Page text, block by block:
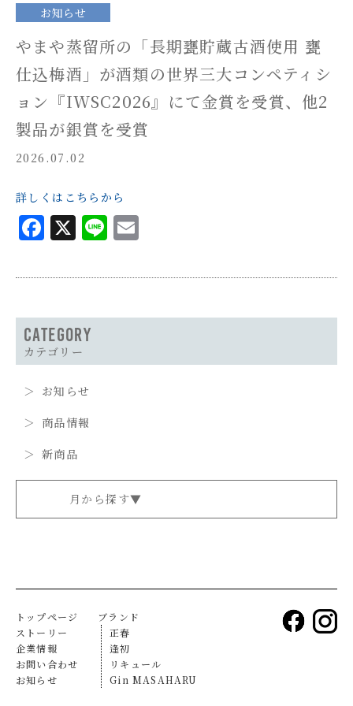
お知らせ
やまや蒸留所の「長期甕貯蔵古酒使用 甕
仕込梅酒」が酒類の世界三大コンペティシ
ョン『IWSC2026』にて金賞を受賞、他2
製品が銀賞を受賞
2026.07.02
詳しくはこちらから
Facebook
X Line
カテゴリー
お知らせ
商品情報
新商品
トップページ
ストーリー
企業情報
お問い合わせ
お知らせ
ブランド
正春
逢初
リキュール
Gin MASAHARU